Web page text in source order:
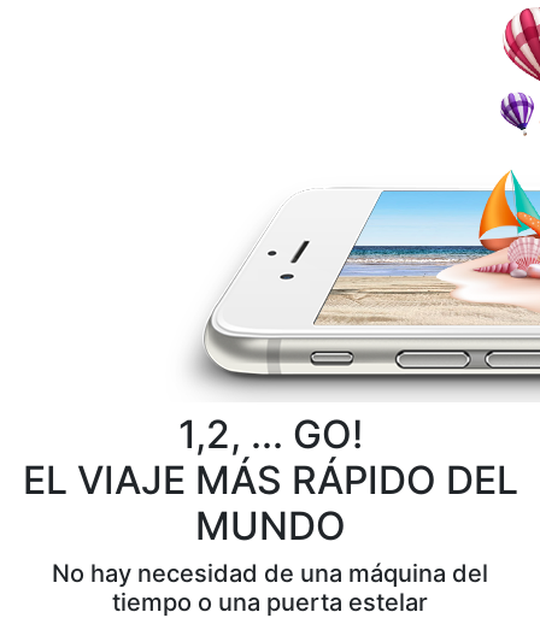
1,2, ... GO!
EL VIAJE MÁS RÁPIDO DEL
MUNDO
No hay necesidad de una máquina del
tiempo o una puerta estelar